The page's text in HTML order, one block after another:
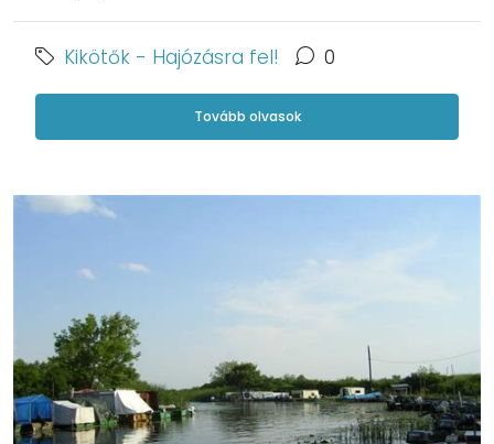
Kikötők - Hajózásra fel! 0
Tovább olvasok